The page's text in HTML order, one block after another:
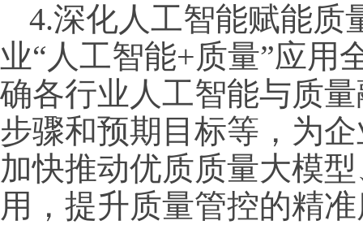
4.深化人工智能赋能质
业“人工智能+质量”应用
确各行业人工智能与质
步骤和预期目标等，为
加快推动优质质量大模
用，提升质量管控的精